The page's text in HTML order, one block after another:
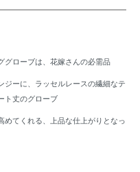
グローブは、花嫁さんの必需品
ジーに、ラッセルレースの繊細なテ
ト丈のグローブ
めてくれる、上品な仕上がりとなっ